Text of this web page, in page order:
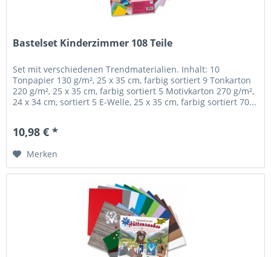
Bastelset Kinderzimmer 108 Teile
Set mit verschiedenen Trendmaterialien. Inhalt: 10
Tonpapier 130 g/m², 25 x 35 cm, farbig sortiert 9 Tonkarton
220 g/m², 25 x 35 cm, farbig sortiert 5 Motivkarton 270 g/m²,
24 x 34 cm, sortiert 5 E-Welle, 25 x 35 cm, farbig sortiert 70...
10,98 € *
Merken